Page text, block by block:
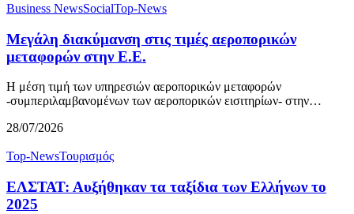
Business NewsSocialTop-News
Μεγάλη διακύμανση στις τιμές αεροπορικών
μεταφορών στην Ε.Ε.
Η μέση τιμή των υπηρεσιών αεροπορικών μεταφορών
-συμπεριλαμβανομένων των αεροπορικών εισιτηρίων- στην…
28/07/2026
Top-NewsΤουρισμός
ΕΛΣΤΑΤ: Αυξήθηκαν τα ταξίδια των Ελλήνων το
2025